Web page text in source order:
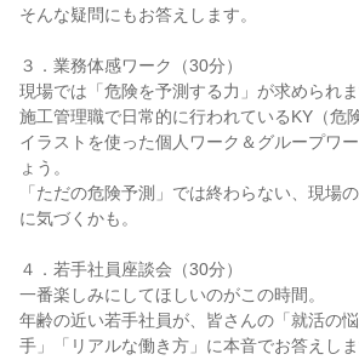
そんな疑問にもお答えします。
３．業務体感ワーク（30分）
現場では「危険を予測する力」が求められま
施工管理職で日常的に行われているKY（危
イラストを使った個人ワーク＆グループワ
ょう。
「ただの危険予測」では終わらない、現場
に気づくかも。
４．若手社員座談会（30分）
一番楽しみにしてほしいのがこの時間。
年齢の近い若手社員が、皆さんの「就活の
手」「リアルな働き方」に本音でお答えしま